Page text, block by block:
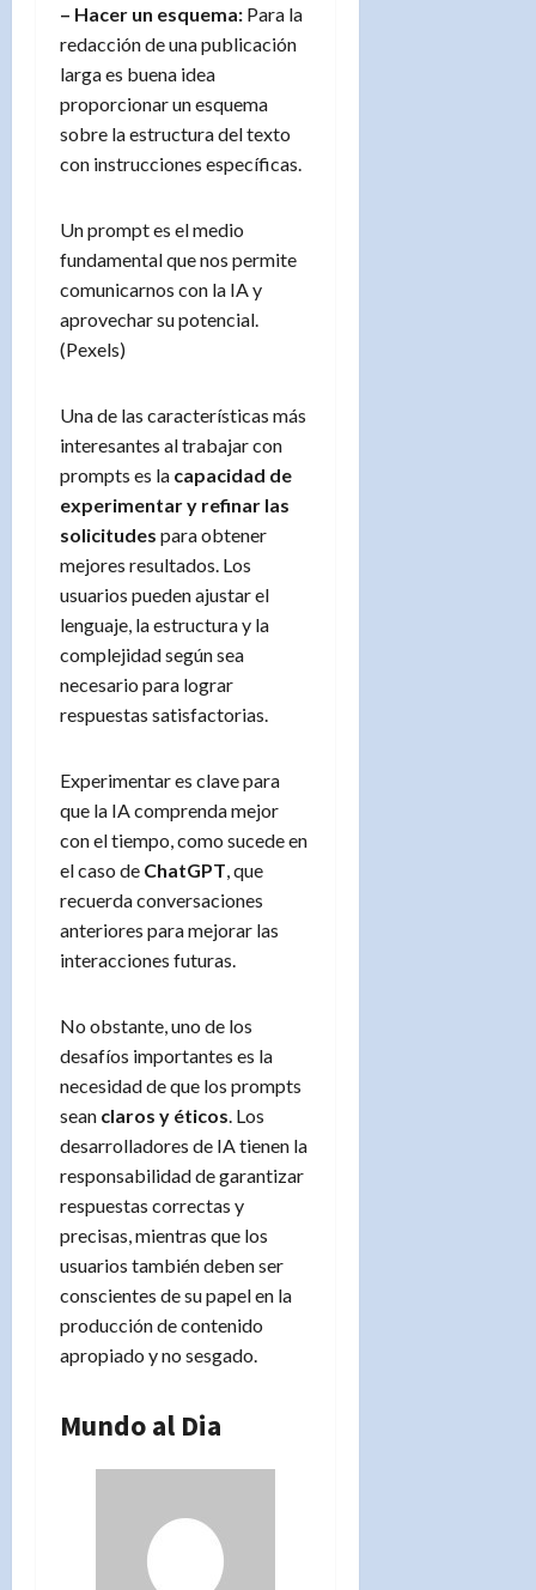
– Hacer un esquema: Para la
redacción de una publicación
larga es buena idea
proporcionar un esquema
sobre la estructura del texto
con instrucciones específicas.
Un prompt es el medio
fundamental que nos permite
comunicarnos con la IA y
aprovechar su potencial.
(Pexels)
Una de las características más
interesantes al trabajar con
prompts es la capacidad de
experimentar y refinar las
solicitudes para obtener
mejores resultados. Los
usuarios pueden ajustar el
lenguaje, la estructura y la
complejidad según sea
necesario para lograr
respuestas satisfactorias.
Experimentar es clave para
que la IA comprenda mejor
con el tiempo, como sucede en
el caso de ChatGPT , que
recuerda conversaciones
anteriores para mejorar las
interacciones futuras.
No obstante, uno de los
desafíos importantes es la
necesidad de que los prompts
sean claros y éticos . Los
desarrolladores de IA tienen la
responsabilidad de garantizar
respuestas correctas y
precisas, mientras que los
usuarios también deben ser
conscientes de su papel en la
producción de contenido
apropiado y no sesgado.
Mundo al Dia